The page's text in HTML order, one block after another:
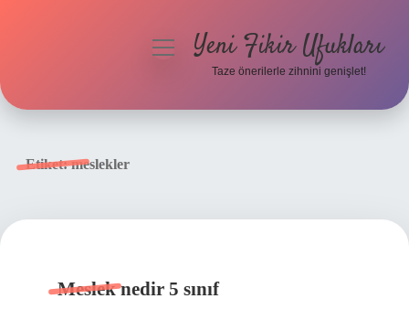
menüyüYeni Fikir Ufukları
Taze önerilerle zihnini genişlet!
Etiket:meslekler
Meslek nedir 5 sınıf